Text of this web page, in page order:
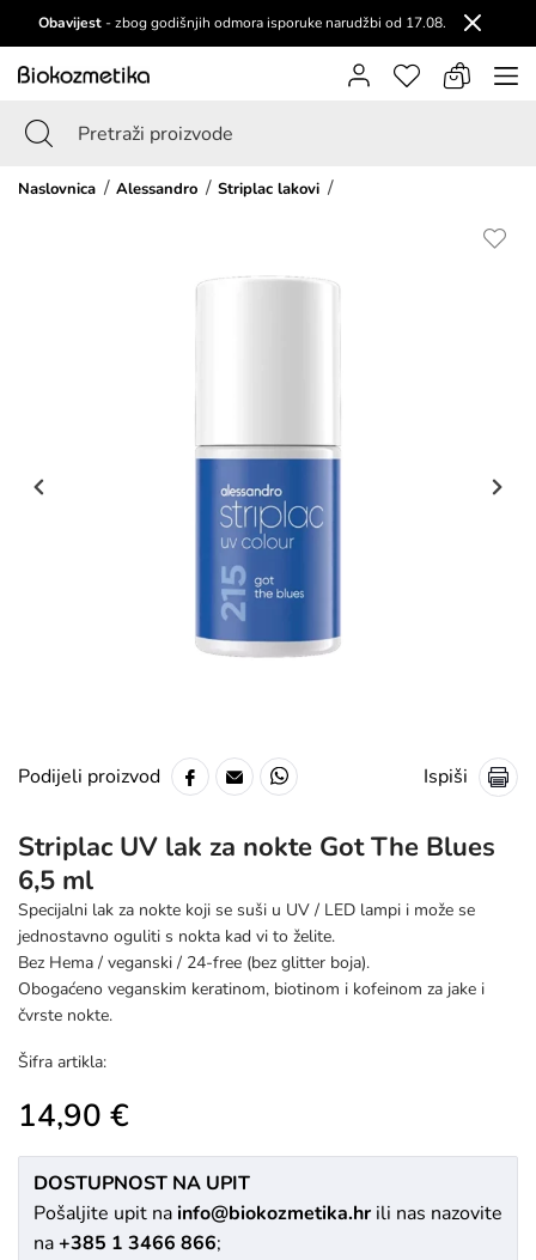
Obavijest - zbog godišnjih odmora isporuke narudžbi od 17.08.
Naslovnica Alessandro Striplac lakovi
Podijeli proizvod Ispiši
Striplac UV lak za nokte Got The Blues
6,5 ml
Specijalni lak za nokte koji se suši u UV / LED lampi i može se
jednostavno oguliti s nokta kad vi to želite.
Bez Hema / veganski / 24-free (bez glitter boja).
Obogaćeno veganskim keratinom, biotinom i kofeinom za jake i
čvrste nokte.
Šifra artikla:
14,90 €
DOSTUPNOST NA UPIT
Pošaljite upit nainfo@biokozmetika.hrili nas nazovite
na+385 1 3466 866;